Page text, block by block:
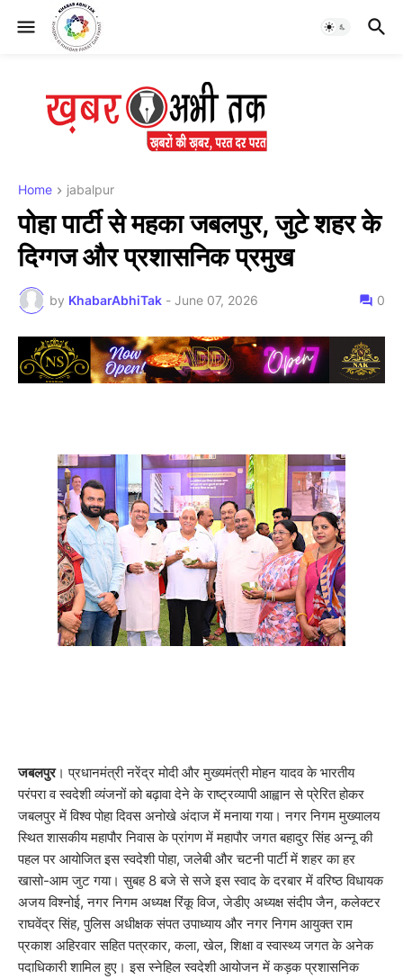
Home jabalpur
पोहा पार्टी से महका जबलपुर, जुटे शहर के
दिग्गज और प्रशासनिक प्रमुख
by KhabarAbhiTak - June 07, 2026 0
जबलपुर। प्रधानमंत्री नरेंद्र मोदी और मुख्यमंत्री मोहन यादव के भारतीय
परंपरा व स्वदेशी व्यंजनों को बढ़ावा देने के राष्ट्रव्यापी आह्वान से प्रेरित होकर
जबलपुर में विश्व पोहा दिवस अनोखे अंदाज में मनाया गया। नगर निगम मुख्यालय
स्थित शासकीय महापौर निवास के प्रांगण में महापौर जगत बहादुर सिंह अन्नू की
पहल पर आयोजित इस स्वदेशी पोहा, जलेबी और चटनी पार्टी में शहर का हर
खासो-आम जुट गया। सुबह 8 बजे से सजे इस स्वाद के दरबार में वरिष्ठ विधायक
अजय विश्नोई, नगर निगम अध्यक्ष रिंकू विज, जेडीए अध्यक्ष संदीप जैन, कलेक्टर
राघवेंद्र सिंह, पुलिस अधीक्षक संपत उपाध्याय और नगर निगम आयुक्त राम
प्रकाश अहिरवार सहित पत्रकार, कला, खेल, शिक्षा व स्वास्थ्य जगत के अनेक
पदाधिकारी शामिल हुए। इस स्नेहिल स्वदेशी आयोजन में कड़क प्रशासनिक